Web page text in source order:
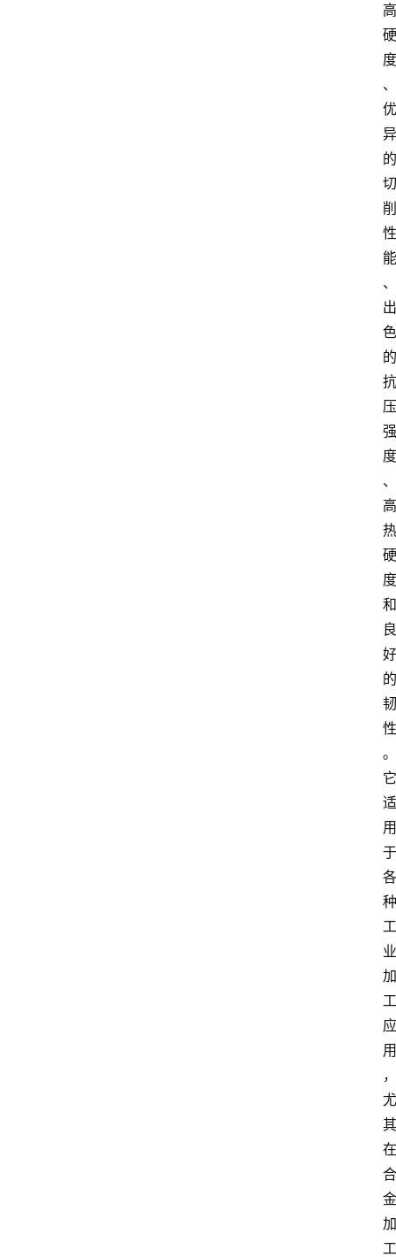
高
硬
度
、
优
异
的
切
削
性
能
、
出
色
的
抗
压
强
度
、
高
热
硬
度
和
良
好
的
韧
性
。
它
适
用
于
各
种
工
业
加
工
应
用
，
尤
其
在
合
金
加
工